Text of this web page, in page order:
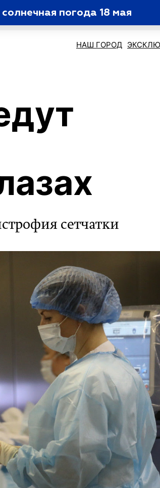
погода 18 мая
НАШ ГОРОД
сетчатки